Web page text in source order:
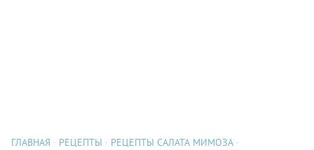
ГЛАВНАЯ РЕЦЕПТЫ
РЕЦЕПТЫ САЛАТА МИМОЗА